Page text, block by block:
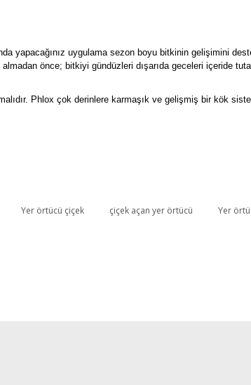
yapacağınız uygulama sezon boyu bitkinin gelişimini
önce; bitkiyi gündüzleri dışarıda geceleri içeride
Phlox çok derinlere karmaşık ve gelişmiş bir kök
Yer örtücü çiçek çiçek açan yer örtücü
Yer